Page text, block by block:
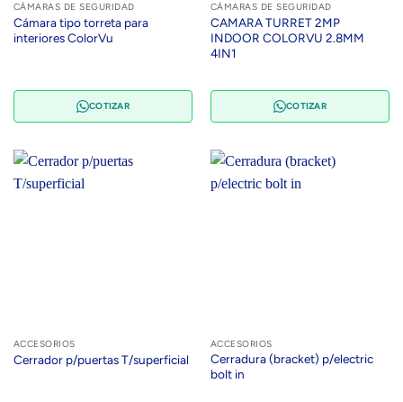
CÁMARAS DE SEGURIDAD
Cámara tipo torreta para
interiores ColorVu
COTIZAR
CÁMARAS DE SEGURIDAD
CAMARA TURRET 2MP
INDOOR COLORVU 2.8MM
4IN1
COTIZAR
ACCESORIOS
Cerrador p/puertas T/superficial
ACCESORIOS
Cerradura (bracket) p/electric
bolt in